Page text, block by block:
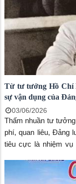
Từ tư tưởng Hồ Chí
sự vận dụng của
03/06/2026
Thấm nhuần tư
phí, quan liêu, Đảng
tiêu cực là nhiệm vụ
Chủ tịch Hồ Chí
chống tham ô, lãng